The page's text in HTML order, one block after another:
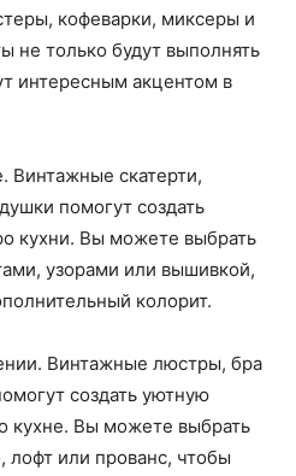
кофеварки, миксеры и
не только будут выполнять
интересным акцентом в
Винтажные скатерти,
помогут создать
кухни. Вы можете выбрать
узорами или вышивкой,
колорит.
Винтажные люстры, бра
создать уютную
кухне. Вы можете выбрать
лофт или прованс, чтобы